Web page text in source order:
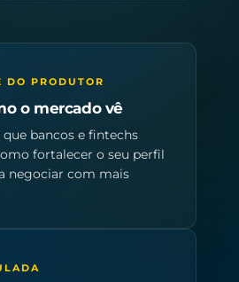
DO PRODUTOR
o mercado vê
bancos e fintechs
fortalecer o seu perfil
negociar com mais